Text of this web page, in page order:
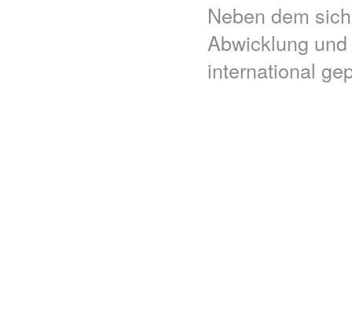
Neben dem
Abwicklung
international